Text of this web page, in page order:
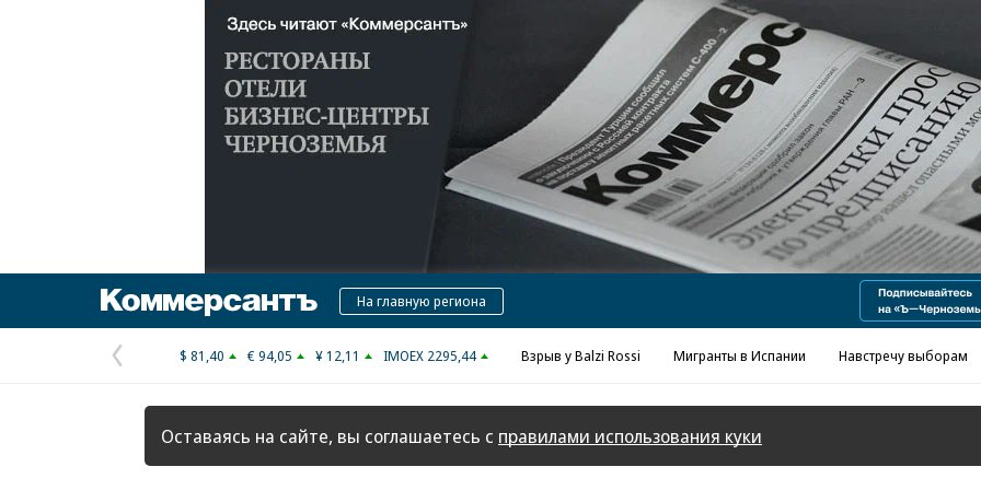
Реклама в «Ъ» www.kommersant.ru/ad
КоммерсантъНа главную региона
Предыдущая
страница
$ 81,40 € 94,05 ¥ 12,11 IMOEX 2295,44 Взрыв у Balzi Rossi Мигранты в Испании Навстречу выборам
Оставаясь на сайте, вы соглашаетесь с правилами использования куки